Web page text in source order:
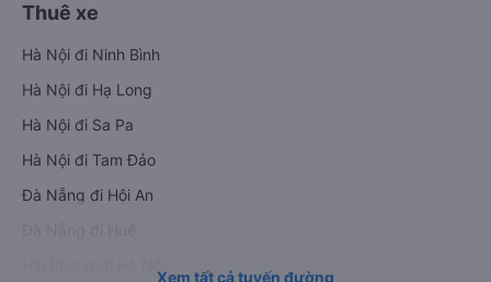
Thuê xe
Hà Nội đi Ninh Bình
Hà Nội đi Hạ Long
Hà Nội đi Sa Pa
Hà Nội đi Tam Đảo
Đà Nẵng đi Hội An
Xem tất cả tuyến đường